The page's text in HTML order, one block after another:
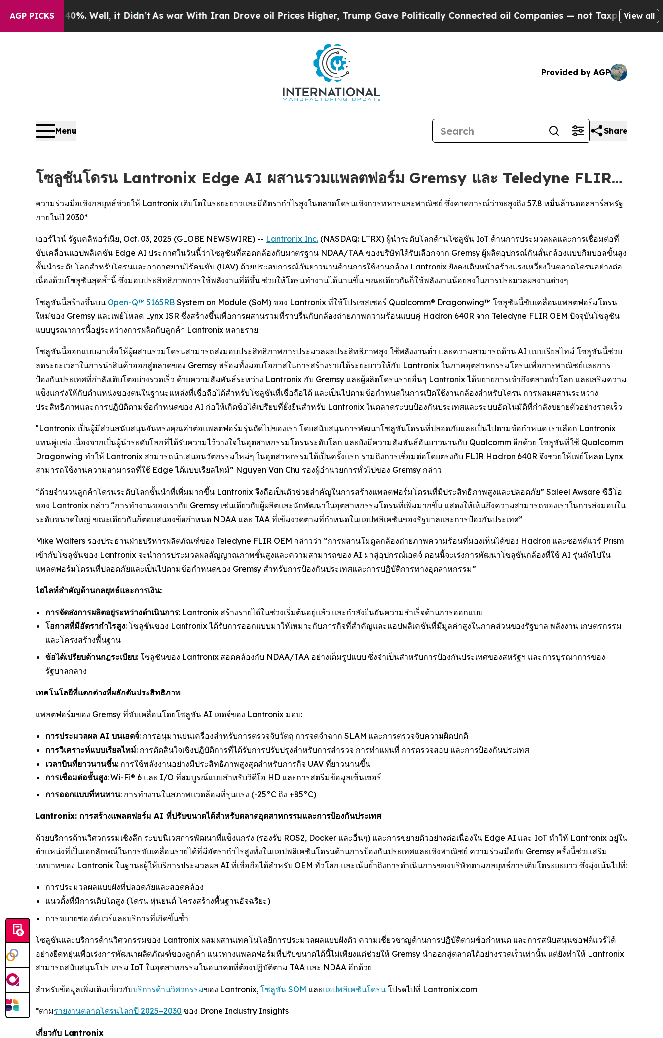
AGP PICKS
Well, it Didn’tAs war With Iran Drove oil Prices Higher, Trump Gave Politically Connected oil Companies — not Taxpayers — the Chance to
View all
Provided by AGP
Menu Share
โซลูชันโดรน Lantronix Edge AI ผสานรวมแพลตฟอร์ม Gremsy และ Teledyne FLIR…
ความร่วมมือเชิงกลยุทธ์ช่วยให้ Lantronix เติบโตในระยะยาวและมีอัตรากำไรสูงในตลาดโดรนเชิงการทหารและพาณิชย์ ซึ่งคาดการณ์ว่าจะสูงถึง 57.8 หมื่นล้านดอลลาร์สหรัฐ
ภายในปี 2030*
เออร์ไวน์ รัฐแคลิฟอร์เนีย, Oct. 03, 2025 (GLOBE NEWSWIRE) -- Lantronix Inc. (NASDAQ: LTRX) ผู้นำระดับโลกด้านโซลูชัน IoT ด้านการประมวลผลและการเชื่อมต่อที่
ขับเคลื่อนแอปพลิเคชัน Edge AI ประกาศในวันนี้ว่าโซลูชันที่สอดคล้องกับมาตรฐาน NDAA/TAA ของบริษัทได้รับเลือกจาก Gremsy ผู้ผลิตอุปกรณ์กันสั่นกล้องแบบกิมบอลขั้นสูง
ชั้นนำระดับโลกสำหรับโดรนและอากาศยานไร้คนขับ (UAV) ด้วยประสบการณ์อันยาวนานด้านการใช้งานกล้อง Lantronix ยังคงเดินหน้าสร้างแรงเหวี่ยงในตลาดโดรนอย่างต่อ
เนื่องด้วยโซลูชันสุดล้ำนี้ ซึ่งมอบประสิทธิภาพการใช้พลังงานที่ดีขึ้น ช่วยให้โดรนทำงานได้นานขึ้น ขณะเดียวกันก็ใช้พลังงานน้อยลงในการประมวลผลงานต่างๆ
โซลูชันนี้สร้างขึ้นบน Open-Q™ 5165RB System on Module (SoM) ของ Lantronix ที่ใช้โปรเซสเซอร์ Qualcomm® Dragonwing™ โซลูชันนี้ขับเคลื่อนแพลตฟอร์มโดรน
ใหม่ของ Gremsy และเพย์โหลด Lynx ISR ซึ่งสร้างขึ้นเพื่อการผสานรวมที่ราบรื่นกับกล้องถ่ายภาพความร้อนแบบคู่ Hadron 640R จาก Teledyne FLIR OEM ปัจจุบันโซลูชัน
แบบบูรณาการนี้อยู่ระหว่างการผลิตกับลูกค้า Lantronix หลายราย
โซลูชันนี้ออกแบบมาเพื่อให้ผู้ผสานรวมโดรนสามารถส่งมอบประสิทธิภาพการประมวลผลประสิทธิภาพสูง ใช้พลังงานต่ำ และความสามารถด้าน AI แบบเรียลไทม์ โซลูชันนี้ช่วย
ลดระยะเวลาในการนำสินค้าออกสู่ตลาดของ Gremsy พร้อมทั้งมอบโอกาสในการสร้างรายได้ระยะยาวให้กับ Lantronix ในภาคอุตสาหกรรมโดรนเพื่อการพาณิชย์และการ
ป้องกันประเทศที่กำลังเติบโตอย่างรวดเร็ว ด้วยความสัมพันธ์ระหว่าง Lantronix กับ Gremsy และผู้ผลิตโดรนรายอื่นๆ Lantronix ได้ขยายการเข้าถึงตลาดทั่วโลก และเสริมความ
แข็งแกร่งให้กับตำแหน่งของตนในฐานะแหล่งที่เชื่อถือได้สำหรับโซลูชันที่เชื่อถือได้ และเป็นไปตามข้อกำหนดในการเปิดใช้งานกล้องสำหรับโดรน การผสมผสานระหว่าง
ประสิทธิภาพและการปฏิบัติตามข้อกำหนดของ AI ก่อให้เกิดข้อได้เปรียบที่ยั่งยืนสำหรับ Lantronix ในตลาดระบบป้องกันประเทศและระบบอัตโนมัติที่กำลังขยายตัวอย่างรวดเร็ว
"Lantronix เป็นผู้มีส่วนสนับสนุนอันทรงคุณค่าต่อแพลตฟอร์มรุ่นถัดไปของเรา โดยสนับสนุนการพัฒนาโซลูชันโดรนที่ปลอดภัยและเป็นไปตามข้อกำหนด เราเลือก Lantronix
แทนคู่แข่ง เนื่องจากเป็นผู้นำระดับโลกที่ได้รับความไว้วางใจในอุตสาหกรรมโดรนระดับโลก และยังมีความสัมพันธ์อันยาวนานกับ Qualcomm อีกด้วย โซลูชันที่ใช้ Qualcomm
Dragonwing ทำให้ Lantronix สามารถนำเสนอนวัตกรรมใหม่ๆ ในอุตสาหกรรมได้เป็นครั้งแรก รวมถึงการเชื่อมต่อโดยตรงกับ FLIR Hadron 640R จึงช่วยให้เพย์โหลด Lynx
สามารถใช้งานความสามารถที่ใช้ Edge ได้แบบเรียลไทม์” Nguyen Van Chu รองผู้อำนวยการทั่วไปของ Gremsy กล่าว
“ด้วยจำนวนลูกค้าโดรนระดับโลกชั้นนำที่เพิ่มมากขึ้น Lantronix จึงถือเป็นตัวช่วยสำคัญในการสร้างแพลตฟอร์มโดรนที่มีประสิทธิภาพสูงและปลอดภัย” Saleel Awsare ซีอีโอ
ของ Lantronix กล่าว “การทำงานของเรากับ Gremsy เช่นเดียวกับผู้ผลิตและนักพัฒนาในอุตสาหกรรมโดรนที่เพิ่มมากขึ้น แสดงให้เห็นถึงความสามารถของเราในการส่งมอบใน
ระดับขนาดใหญ่ ขณะเดียวกันก็ตอบสนองข้อกำหนด NDAA และ TAA ที่เข้มงวดตามที่กำหนดในแอปพลิเคชันของรัฐบาลและการป้องกันประเทศ”
Mike Walters รองประธานฝ่ายบริหารผลิตภัณฑ์ของ Teledyne FLIR OEM กล่าวว่า “การผสานโมดูลกล้องถ่ายภาพความร้อนที่มองเห็นได้ของ Hadron และซอฟต์แวร์ Prism
เข้ากับโซลูชันของ Lantronix จะนำการประมวลผลสัญญาณภาพขั้นสูงและความสามารถของ AI มาสู่อุปกรณ์เอดจ์ ตอนนี้จะเร่งการพัฒนาโซลูชันกล้องที่ใช้ AI รุ่นถัดไปใน
แพลตฟอร์มโดรนที่ปลอดภัยและเป็นไปตามข้อกำหนดของ Gremsy สำหรับการป้องกันประเทศและการปฏิบัติการทางอุตสาหกรรม”
ไฮไลท์สำคัญด้านกลยุทธ์และการเงิน:
การจัดส่งการผลิตอยู่ระหว่างดำเนินการ: Lantronix สร้างรายได้ในช่วงเริ่มต้นอยู่แล้ว และกำลังยืนยันความสำเร็จด้านการออกแบบ
โอกาสที่มีอัตรากำไรสูง: โซลูชันของ Lantronix ได้รับการออกแบบมาให้เหมาะกับภารกิจที่สำคัญและแอปพลิเคชันที่มีมูลค่าสูงในภาคส่วนของรัฐบาล พลังงาน เกษตรกรรม
และโครงสร้างพื้นฐาน
ข้อได้เปรียบด้านกฎระเบียบ: โซลูชันของ Lantronix สอดคล้องกับ NDAA/TAA อย่างเต็มรูปแบบ ซึ่งจำเป็นสำหรับการป้องกันประเทศของสหรัฐฯ และการบูรณาการของ
รัฐบาลกลาง
เทคโนโลยีที่แตกต่างที่ผลักดันประสิทธิภาพ
แพลตฟอร์มของ Gremsy ที่ขับเคลื่อนโดยโซลูชัน AI เอดจ์ของ Lantronix มอบ:
การประมวลผล AI บนเอดจ์: การอนุมานบนเครื่องสำหรับการตรวจจับวัตถุ การจดจำฉาก SLAM และการตรวจจับความผิดปกติ
การวิเคราะห์แบบเรียลไทม์: การตัดสินใจเชิงปฏิบัติการที่ได้รับการปรับปรุงสำหรับการสำรวจ การทำแผนที่ การตรวจสอบ และการป้องกันประเทศ
เวลาบินที่ยาวนานขึ้น: การใช้พลังงานอย่างมีประสิทธิภาพสูงสุดสำหรับภารกิจ UAV ที่ยาวนานขึ้น
การเชื่อมต่อขั้นสูง: Wi-Fi® 6 และ I/O ที่สมบูรณ์แบบสำหรับวิดีโอ HD และการสตรีมข้อมูลเซ็นเซอร์
การออกแบบที่ทนทาน: การทำงานในสภาพแวดล้อมที่รุนแรง (-25°C ถึง +85°C)
Lantronix: การสร้างแพลตฟอร์ม AI ที่ปรับขนาดได้สำหรับตลาดอุตสาหกรรมและการป้องกันประเทศ
ด้วยบริการด้านวิศวกรรมเชิงลึก ระบบนิเวศการพัฒนาที่แข็งแกร่ง (รองรับ ROS2, Docker และอื่นๆ) และการขยายตัวอย่างต่อเนื่องใน Edge AI และ IoT ทำให้ Lantronix อยู่ใน
ตำแหน่งที่เป็นเอกลักษณ์ในการขับเคลื่อนรายได้ที่มีอัตรากำไรสูงทั้งในแอปพลิเคชันโดรนด้านการป้องกันประเทศและเชิงพาณิชย์ ความร่วมมือกับ Gremsy ครั้งนี้ช่วยเสริม
บทบาทของ Lantronix ในฐานะผู้ให้บริการประมวลผล AI ที่เชื่อถือได้สำหรับ OEM ทั่วโลก และเน้นย้ำถึงการดำเนินการของบริษัทตามกลยุทธ์การเติบโตระยะยาว ซึ่งมุ่งเน้นไปที่:
การประมวลผลแบบฝังที่ปลอดภัยและสอดคล้อง
แนวตั้งที่มีการเติบโตสูง (โดรน หุ่นยนต์ โครงสร้างพื้นฐานอัจฉริยะ)
การขยายซอฟต์แวร์และบริการที่เกิดขึ้นซ้ำ
โซลูชันและบริการด้านวิศวกรรมของ Lantronix ผสมผสานเทคโนโลยีการประมวลผลแบบฝังตัว ความเชี่ยวชาญด้านการปฏิบัติตามข้อกำหนด และการสนับสนุนซอฟต์แวร์ได้
อย่างยืดหยุ่นเพื่อเร่งการพัฒนาผลิตภัณฑ์ของลูกค้า แนวทางแพลตฟอร์มที่ปรับขนาดได้นี้ไม่เพียงแต่ช่วยให้ Gremsy นำออกสู่ตลาดได้อย่างรวดเร็วเท่านั้น แต่ยังทำให้ Lantronix
สามารถสนับสนุนโปรแกรม IoT ในอุตสาหกรรมในอนาคตที่ต้องปฏิบัติตาม TAA และ NDAA อีกด้วย
สำหรับข้อมูลเพิ่มเติมเกี่ยวกับบริการด้านวิศวกรรมของ Lantronix, โซลูชัน SOM และแอปพลิเคชันโดรน โปรดไปที่ Lantronix.com
*ตามรายงานตลาดโดรนโลกปี 2025–2030 ของ Drone Industry Insights
เกี่ยวกับ Lantronix